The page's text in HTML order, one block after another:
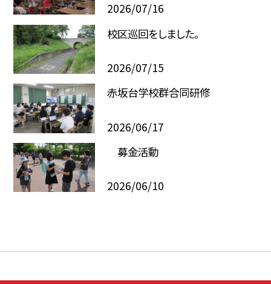
2026/07/16
校区巡回をしました。
2026/07/15
赤坂台学校群合同研修
2026/06/17
募金活動
2026/06/10